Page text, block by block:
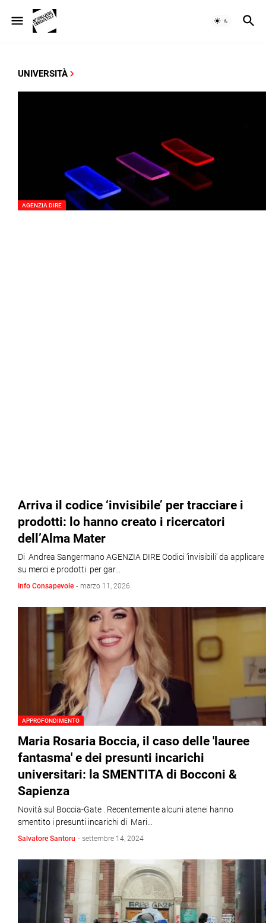
UNIVERSITÀ
AGENZIA DIRE
Arriva il codice ‘invisibile’ per tracciare i
prodotti: lo hanno creato i ricercatori
dell’Alma Mater
Di Andrea Sangermano AGENZIA DIRE Codici ‘invisibili’ da applicare
su merci e prodotti per gar…
Info Consapevole - marzo 11, 2026
APPROFONDIMENTO
Maria Rosaria Boccia, il caso delle 'lauree
fantasma' e dei presunti incarichi
universitari: la SMENTITA di Bocconi &
Sapienza
Novità sul Boccia-Gate . Recentemente alcuni atenei hanno
smentito i presunti incarichi di Mari…
Salvatore Santoru - settembre 14, 2024